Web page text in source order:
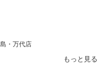
・万代店
もっと見る